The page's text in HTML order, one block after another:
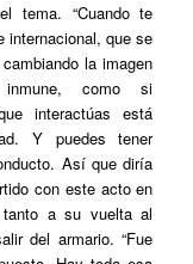
tema. “Cuando te
internacional, que se
la imagen
inmune, como si
interactúas está
Y puedes tener
Así que diría
con este acto en
tanto a su vuelta al
del armario. “Fue